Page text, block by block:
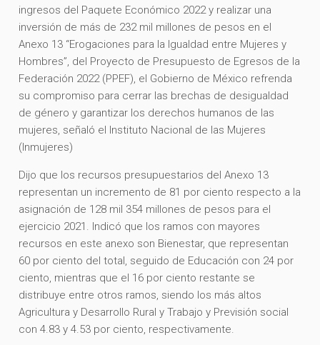
ingresos del Paquete Económico 2022 y realizar una
inversión de más de 232 mil millones de pesos en el
Anexo 13 “Erogaciones para la Igualdad entre Mujeres y
Hombres”, del Proyecto de Presupuesto de Egresos de la
Federación 2022 (PPEF), el Gobierno de México refrenda
su compromiso para cerrar las brechas de desigualdad
de género y garantizar los derechos humanos de las
mujeres, señaló el Instituto Nacional de las Mujeres
(Inmujeres)
Dijo que los recursos presupuestarios del Anexo 13
representan un incremento de 81 por ciento respecto a la
asignación de 128 mil 354 millones de pesos para el
ejercicio 2021. Indicó que los ramos con mayores
recursos en este anexo son Bienestar, que representan
60 por ciento del total, seguido de Educación con 24 por
ciento, mientras que el 16 por ciento restante se
distribuye entre otros ramos, siendo los más altos
Agricultura y Desarrollo Rural y Trabajo y Previsión social
con 4.83 y 4.53 por ciento, respectivamente.